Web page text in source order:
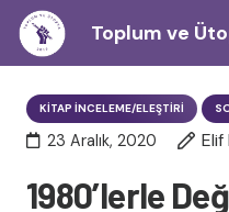
Toplum ve
KITAP İNCELEME/ELEŞTIRI
23 Aralık, 2020 Elif
1980’lerle